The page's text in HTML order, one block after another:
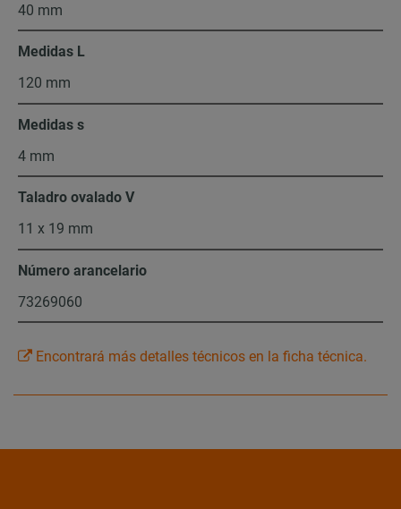
40 mm
Medidas L
120 mm
Medidas s
4 mm
Taladro ovalado V
11 x 19 mm
Número arancelario
73269060
Encontrará más detalles técnicos en la ficha técnica.